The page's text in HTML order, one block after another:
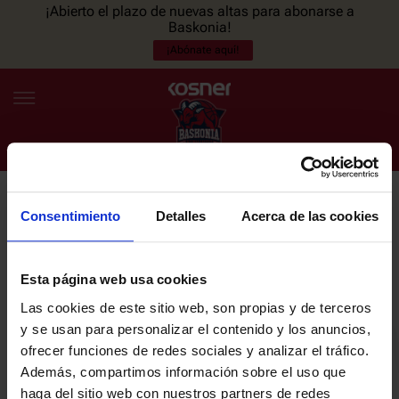
Consentimiento Detalles Acerca de las cookies
Esta página web usa cookies
Las cookies de este sitio web, son propias y de terceros
y se usan para personalizar el contenido y los anuncios,
ofrecer funciones de redes sociales y analizar el tráfico.
Además, compartimos información sobre el uso que
haga del sitio web con nuestros partners de redes
¡Abierto el plazo de nuevas altas para abonarse a
Baskonia!
¡Abónate aquí!
ES EU
NOTICIAS
PLANTILLA
ENTRADAS
NEWSLETTER
últimas noticias y promociones del club.
Email
He leído y acepto laPolítica de privacidaddel SASKI BASKONIA